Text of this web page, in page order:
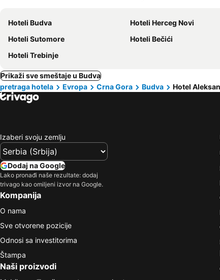
Hoteli Budva Hoteli Herceg Novi
Hoteli Sutomore
Hoteli Bečići
Hoteli Trebinje
Prikaži sve smeštaje u Budva
pretraga hotela
Evropa Crna Gora Budva Hotel
Izaberi svoju zemlju
Dodaj na Google
Lako pronađi naše rezultate: dodaj
trivago kao omiljeni izvor na Google.
Kompanija
O nama
Sve otvorene pozicije
Odnosi sa investitorima
Štampa
Naši proizvodi